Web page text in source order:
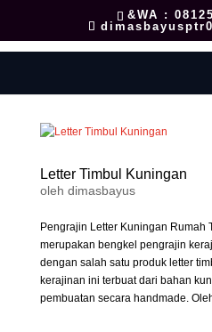
&WA :
Letter Timbul Kuningan
oleh dimasbayus
Pengrajin Letter Kuningan Rumah
merupakan bengkel pengrajin
dengan salah satu produk letter
kerajinan ini terbuat dari bahan
pembuatan secara handmade.